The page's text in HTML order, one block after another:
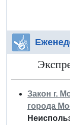
Закон г.
города